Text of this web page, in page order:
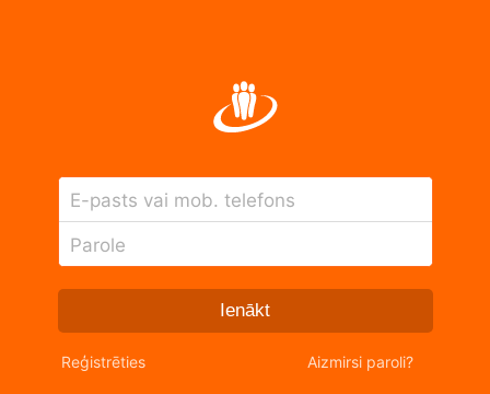
E-pasts vai mob. telefons
Parole
Ienākt
Reģistrēties Aizmirsi paroli?